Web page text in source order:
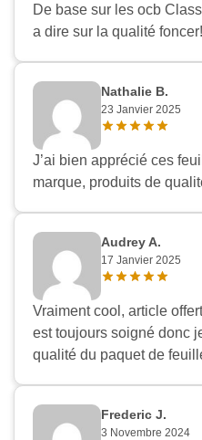
De base sur les ocb
a dire sur la qualité foncer!
Nathalie B.
23 Janvier 2025
J’ai bien apprécié ces
marque, produits de
Audrey A.
17 Janvier 2025
Vraiment cool, article
est toujours soigné donc
qualité du paquet de
Frederic J.
3 Novembre 2024